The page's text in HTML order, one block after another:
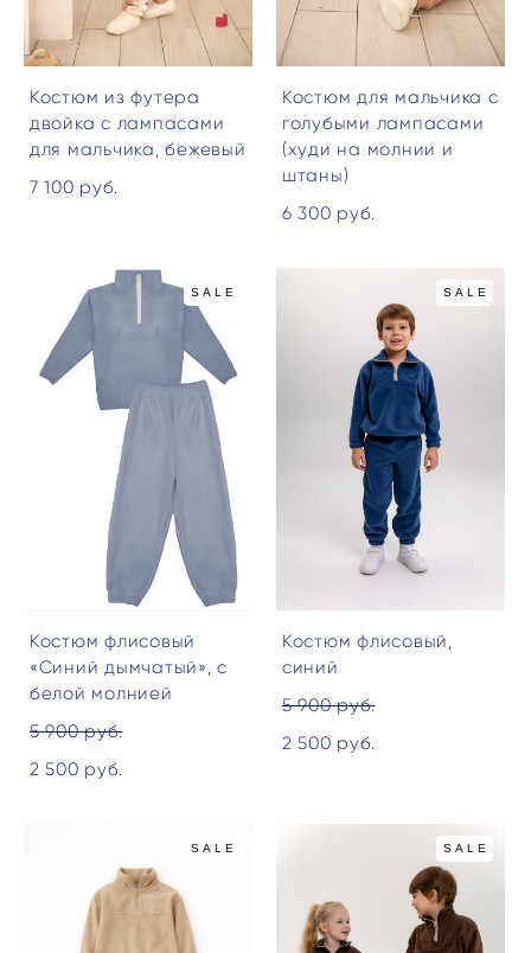
Костюм из футера
двойка с лампасами
для мальчика, бежевый
7 100 pуб.
Костюм для мальчика с
голубыми лампасами
(худи на молнии и
штаны)
6 300 pуб.
SALE
Костюм флисовый
«Синий дымчатый», с
белой молнией
5 900 pуб.
2 500 pуб.
SALE
Костюм флисовый,
синий
5 900 pуб.
2 500 pуб.
SALE SALE